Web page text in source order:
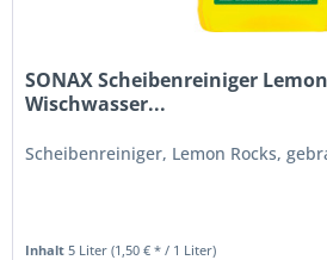
SONAX Scheibenreiniger
Wischwasser...
Scheibenreiniger, Lemon Rocks,
Inhalt 5 Liter(1,50 € * / 1 Liter)